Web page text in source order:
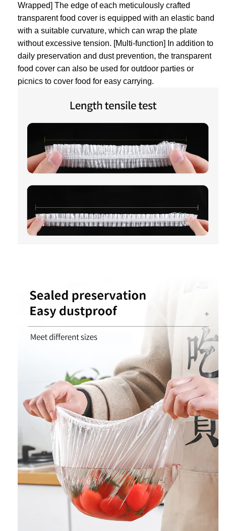
Wrapped] The edge of each meticulously crafted
transparent food cover is equipped with an elastic band
with a suitable curvature, which can wrap the plate
without excessive tension. [Multi-function] In addition to
daily preservation and dust prevention, the transparent
food cover can also be used for outdoor parties or
picnics to cover food for easy carrying.